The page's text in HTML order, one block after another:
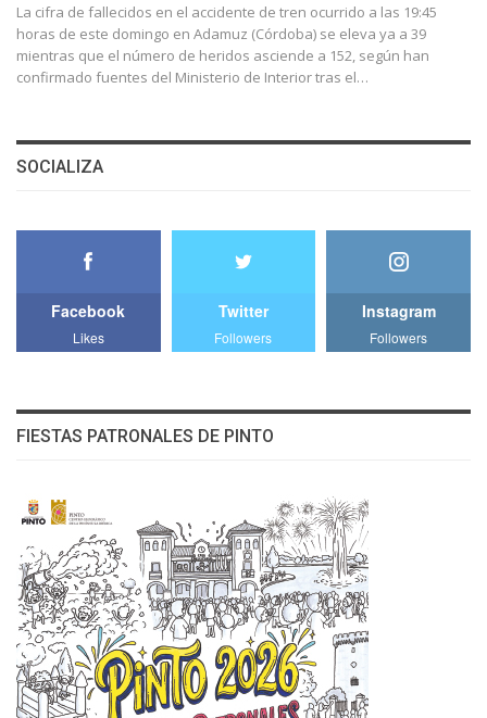
La cifra de fallecidos en el accidente de tren ocurrido a las 19:45
horas de este domingo en Adamuz (Córdoba) se eleva ya a 39
mientras que el número de heridos asciende a 152, según han
confirmado fuentes del Ministerio de Interior tras el…
SOCIALIZA
Facebook
Likes
Twitter
Followers
Instagram
Followers
FIESTAS PATRONALES DE PINTO